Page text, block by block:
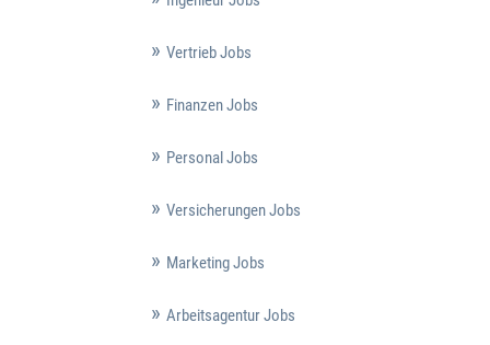
Vertrieb Jobs
Finanzen Jobs
Personal Jobs
Versicherungen Jobs
Marketing Jobs
Arbeitsagentur Jobs